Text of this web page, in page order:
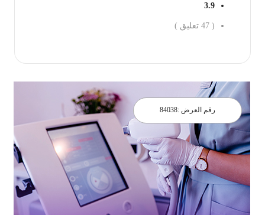
3.9
47 تعليق )
رقم العرض : 84038